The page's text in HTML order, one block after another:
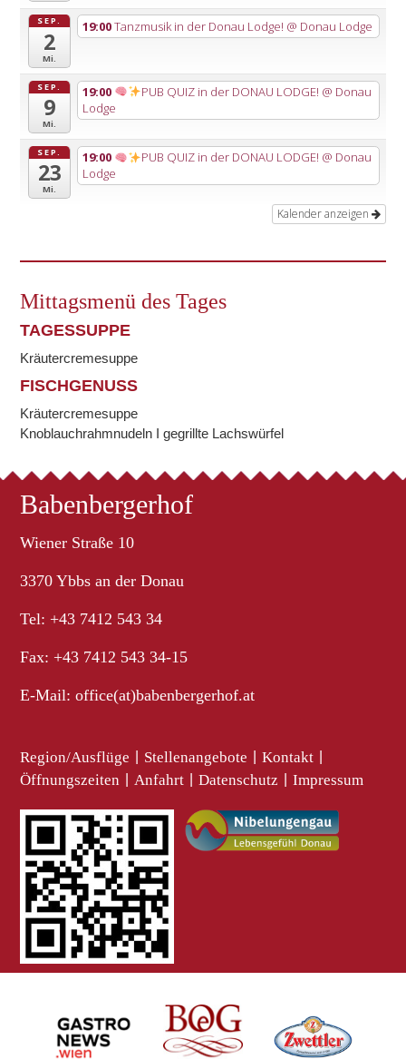
SEP.
2
Mi.
19:00Tanzmusik in der Donau Lodge! @ Donau Lodge
SEP.
9
Mi.
19:00 PUB QUIZ in der DONAU LODGE! @ Donau
Lodge
SEP.
23
Mi.
19:00 PUB QUIZ in der DONAU LODGE! @ Donau
Lodge
Kalender anzeigen
Mittagsmenü des Tages
TAGESSUPPE
Kräutercremesuppe
FISCHGENUSS
Kräutercremesuppe
Knoblauchrahmnudeln I gegrillte Lachswürfel
Babenbergerhof
Wiener Straße 10
3370 Ybbs an der Donau
Tel: +43 7412 543 34
Fax: +43 7412 543 34-15
E-Mail:office(at)babenbergerhof.at
Region/Ausflüge Stellenangebote Kontakt
Öffnungszeiten Anfahrt Datenschutz Impressum